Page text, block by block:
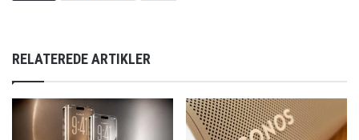
RELATEREDE ARTIKLER